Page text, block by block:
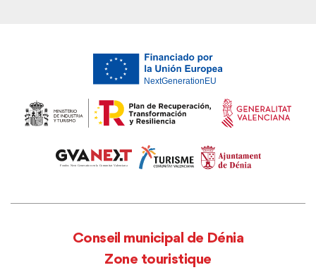
Conseil municipal de Dénia
Zone touristique